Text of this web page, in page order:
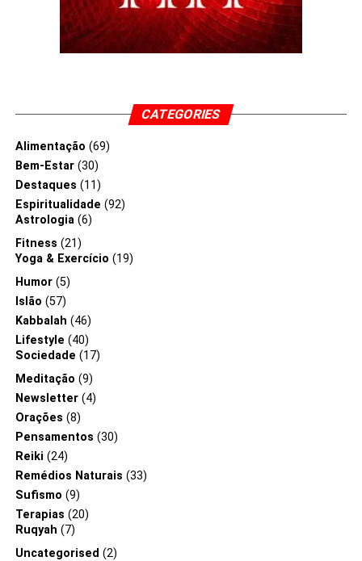
CATEGORIES
Alimentação (69)
Bem-Estar(30)
Destaques (11)
Espiritualidade (92)
Astrologia(6)
Fitness (21)
Yoga & Exercício (19)
Humor(5)
Islão (57)
Kabbalah (46)
Lifestyle (40)
Sociedade (17)
Meditação (9)
Newsletter(4)
Orações (8)
Pensamentos (30)
Reiki (24)
Remédios Naturais (33)
Sufismo (9)
Terapias (20)
Ruqyah (7)
Uncategorised (2)